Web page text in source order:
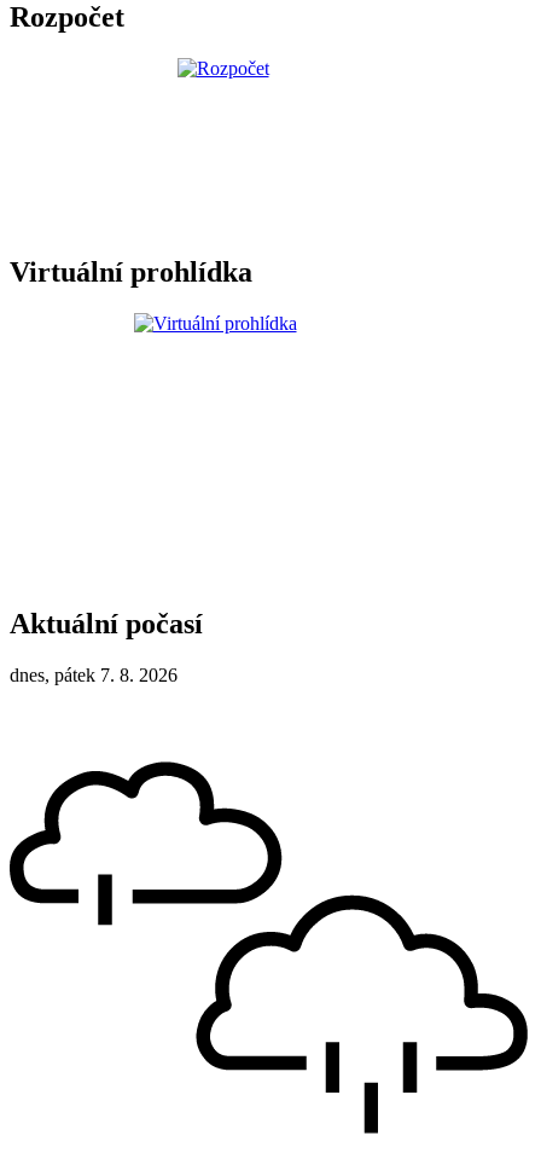
Rozpočet
Virtuální prohlídka
Aktuální počasí
dnes, pátek 7. 8. 2026